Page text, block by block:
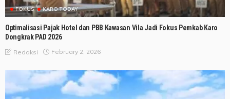
FOKUS KARO TODAY
Optimalisasi Pajak Hotel dan PBB Kawasan Vila Jadi Fokus Pemkab Karo
Dongkrak PAD 2026
Redaksi February 2, 2026